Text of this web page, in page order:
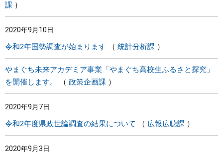
課
2020年9月10日
令和2年国勢調査が始まります 統計分析課
やまぐち未来アカデミア事業「やまぐち高校生ふるさと探究」
を開催します。
政策企画課
2020年9月7日
令和2年度県政世論調査の結果について 広報広聴課
2020年9月3日